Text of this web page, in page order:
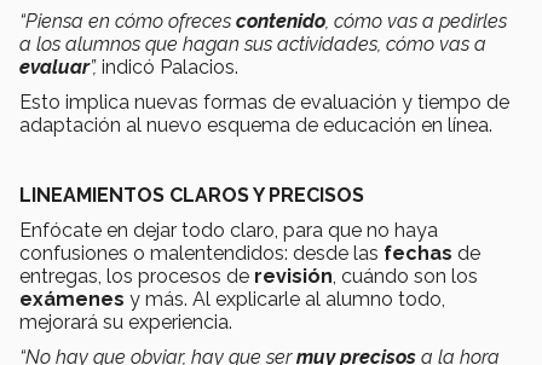
“Piensa en cómo ofreces contenido, cómo vas a pedirles
a los alumnos que hagan sus actividades, cómo vas a
evaluar”, indicó Palacios.
Esto implica nuevas formas de evaluación y tiempo de
adaptación al nuevo esquema de educación en línea.
LINEAMIENTOS CLAROS Y PRECISOS
Enfócate en dejar todo claro, para que no haya
confusiones o malentendidos: desde las fechas de
entregas, los procesos de revisión, cuándo son los
exámenes y más. Al explicarle al alumno todo,
mejorará su experiencia.
“No hay que obviar, hay que sermuy precisos a la hora